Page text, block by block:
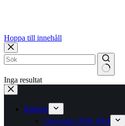
Hoppa till innehåll
Inga resultat
Bildelar
Chevrolet 1958-1964